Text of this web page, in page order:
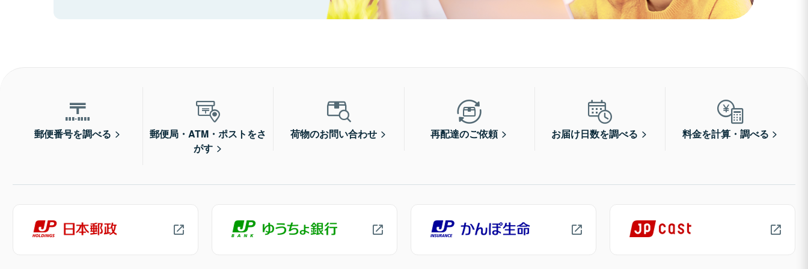
郵便番号を調べる
郵便局・ATM・ポストをさ
がす
荷物のお問い合わせ 再配達のご依頼 お届け日数を調べる 料金を計算・調べる